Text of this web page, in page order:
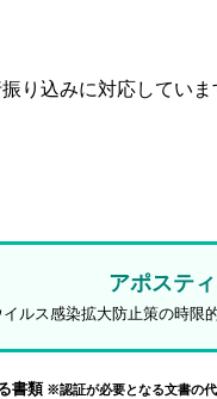
り込みに対応していま
アポステ
ルス感染拡大防止策の時限
書類 ※認証が必要となる文書の